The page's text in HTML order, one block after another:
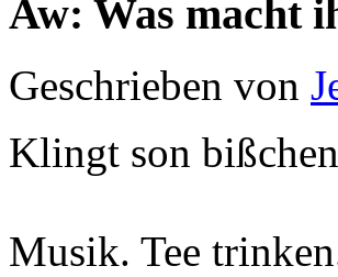
Aw: Was macht
Geschrieben von
Klingt son
Musik. Tee